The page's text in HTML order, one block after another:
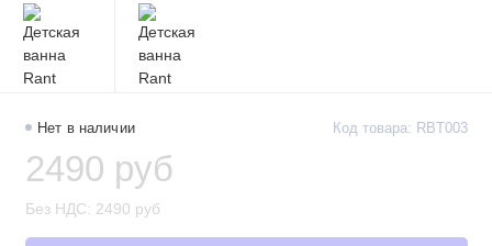
Нет в наличии Код товара: RBT003
2490 руб
Без НДС: 2490 руб